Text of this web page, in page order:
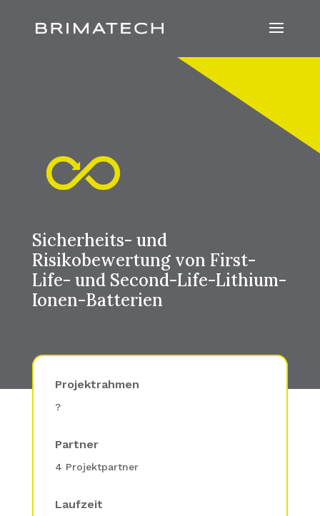
Sicherheits- und
Risikobewertung von First-
Life- und Second-Life-Lithium-
Ionen-Batterien
Projektrahmen
?
Partner
4 Projektpartner
Laufzeit